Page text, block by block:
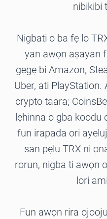
nibikibi
Nigbati o ba fẹ lo
yan awọn aṣayan
gẹgẹ bi Amazon,
Uber, ati
crypto taara;
lẹhinna o gba koodu
fun irapada ori
san pẹlu TRX ni
rọrun, nigba ti awọn
lori
Fun awọn rira